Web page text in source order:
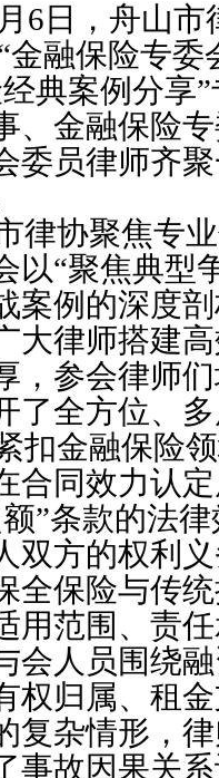
6 日，舟山
金融保险专委
典案例分享
、金融保险
委员律师齐
律协聚焦专
以“聚焦典型
案例的深度
大律师搭建
，参会律师
了全方位、
扣金融保险
合同效力认
额”条款的法
双方的权利
全保险与传
用范围、责
会人员围绕
权归属、租
复杂情形，
事故因果关